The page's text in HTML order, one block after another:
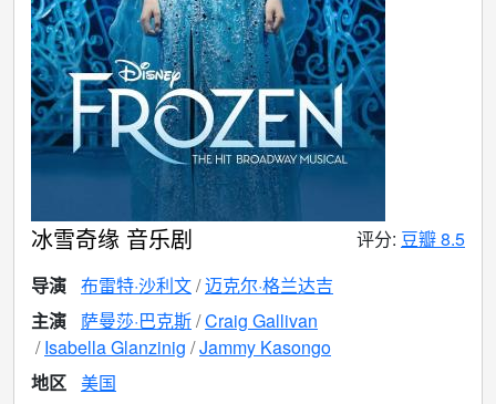
冰雪奇缘 音乐剧 评分: 豆瓣 8.5
导演 布雷特·沙利文 迈克尔·格兰达吉
主演 萨曼莎·巴克斯 Craig Gallivan
Isabella Glanzinig Jammy Kasongo
地区 美国